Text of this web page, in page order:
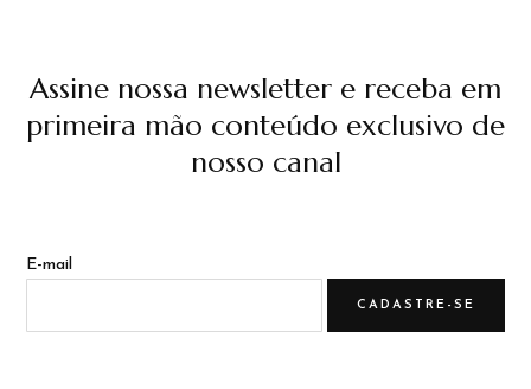
Assine nossa newsletter e receba em
primeira mão conteúdo exclusivo de
nosso canal
E-mail